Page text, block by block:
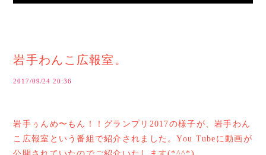
岩手わんこ広報室。
2017/09/24 20:36
岩手ぅんめ〜もん！！グランプリ2017の様子が、岩手わん
こ広報室という番組で紹介されました。You Tubeに動画が